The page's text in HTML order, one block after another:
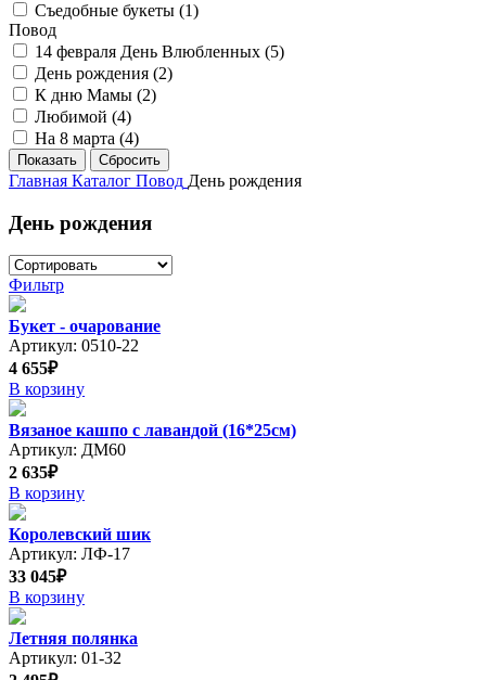
Съедобные букеты (1)
Повод
14 февраля День Влюбленных (5)
День рождения (2)
К дню Мамы (2)
Любимой (4)
На 8 марта (4)
Главная Каталог Повод День рождения
День рождения
Фильтр
Букет - очарование
Артикул: 0510-22
4 655₽
В корзину
Вязаное кашпо с лавандой (16*25см)
Артикул: ДМ60
2 635₽
В корзину
Королевский шик
Артикул: ЛФ-17
33 045₽
В корзину
Летняя полянка
Артикул: 01-32